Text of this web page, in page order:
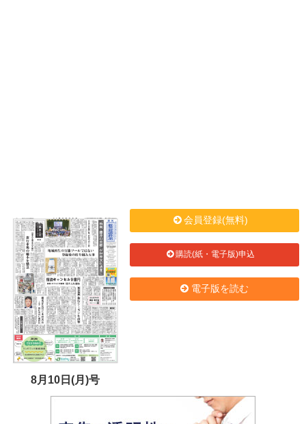
8月10日(月)号
会員登録(無料)
購読(紙・電子版)申込
電子版を読む